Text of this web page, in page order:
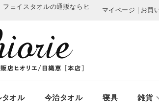
フェイスタオルの通販ならヒ
マイページ お買
オル 今治タオル 寝具 雑貨